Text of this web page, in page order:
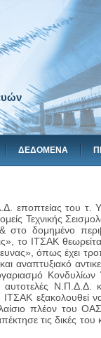
ΔΕΔΟΜΕΝΑ
εποπτείας του
Τεχνικής
στο δομημένο
το ΙΤΣΑΚ
όπως έχει
αναπτυξιακό
Ν.Π.Δ.Δ.
εξακολουθεί
πλέον του
τις δικές του